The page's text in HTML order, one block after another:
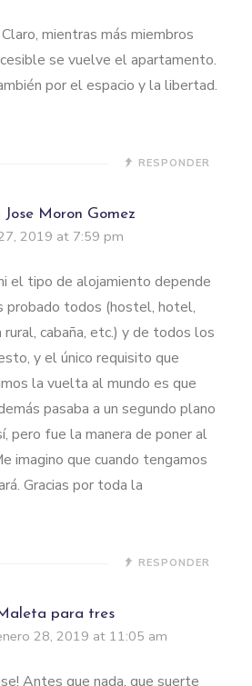
mientras más miembros
se vuelve el apartamento.
por el espacio y la libertad.
RESPONDER
Jose Moron Gomez
2019 at 7:59 pm
el tipo de alojamiento depende
probado todos (hostel, hotel,
cabaña, etc.) y de todos los
y el único requisito que
la vuelta al mundo es que
pasaba a un segundo plano
pero fue la manera de poner al
imagino que cuando tengamos
Gracias por toda la
RESPONDER
para tres
28, 2019 at 11:05 am
Antes que nada, que suerte